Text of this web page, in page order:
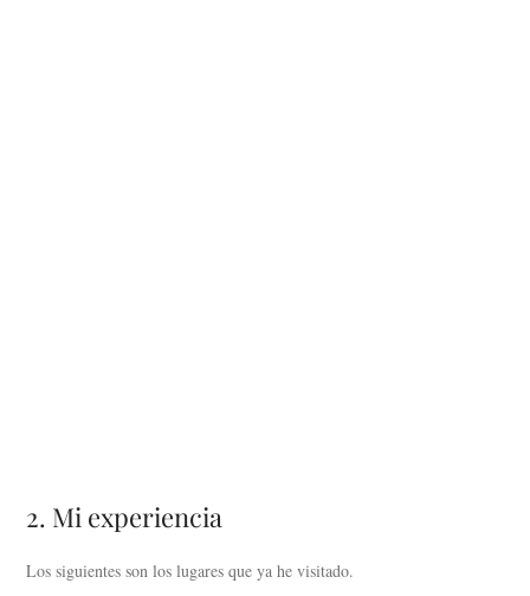
2. Mi experiencia
Los siguientes son los lugares que ya he visitado.